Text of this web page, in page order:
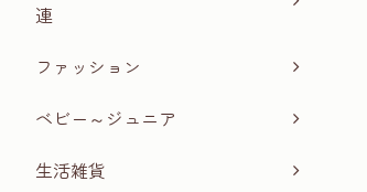
連
ファッション
ベビー～ジュニア
生活雑貨